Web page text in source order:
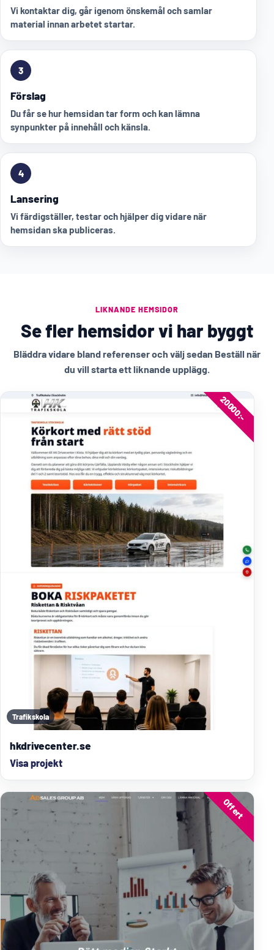
Vi kontaktar dig, går igenom önskemål och samlar
material innan arbetet startar.
3
Förslag
Du får se hur hemsidan tar form och kan lämna
synpunkter på innehåll och känsla.
4
Lansering
Vi färdigställer, testar och hjälper dig vidare när
hemsidan ska publiceras.
LIKNANDE HEMSIDOR
Se fler hemsidor vi har byggt
Bläddra vidare bland referenser och välj sedan Beställ när
du vill starta ett liknande upplägg.
Trafikskola
20000:-
hkdrivecenter.se
Visa projekt
Offert